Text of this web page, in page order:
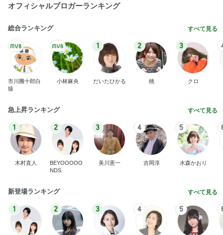
オフィシャルブロガーランキング
総合ランキング すべて見る
市川團十郎白
猿
小林麻央
1
だいたひかる
2
桃
3
クロ
急上昇ランキング すべて見る
1
木村直人
2
BEYOOOOO
NDS
3
美川憲一
4
吉岡淳
5
水森かおり
新登場ランキング すべて見る
1 2 3 4 5